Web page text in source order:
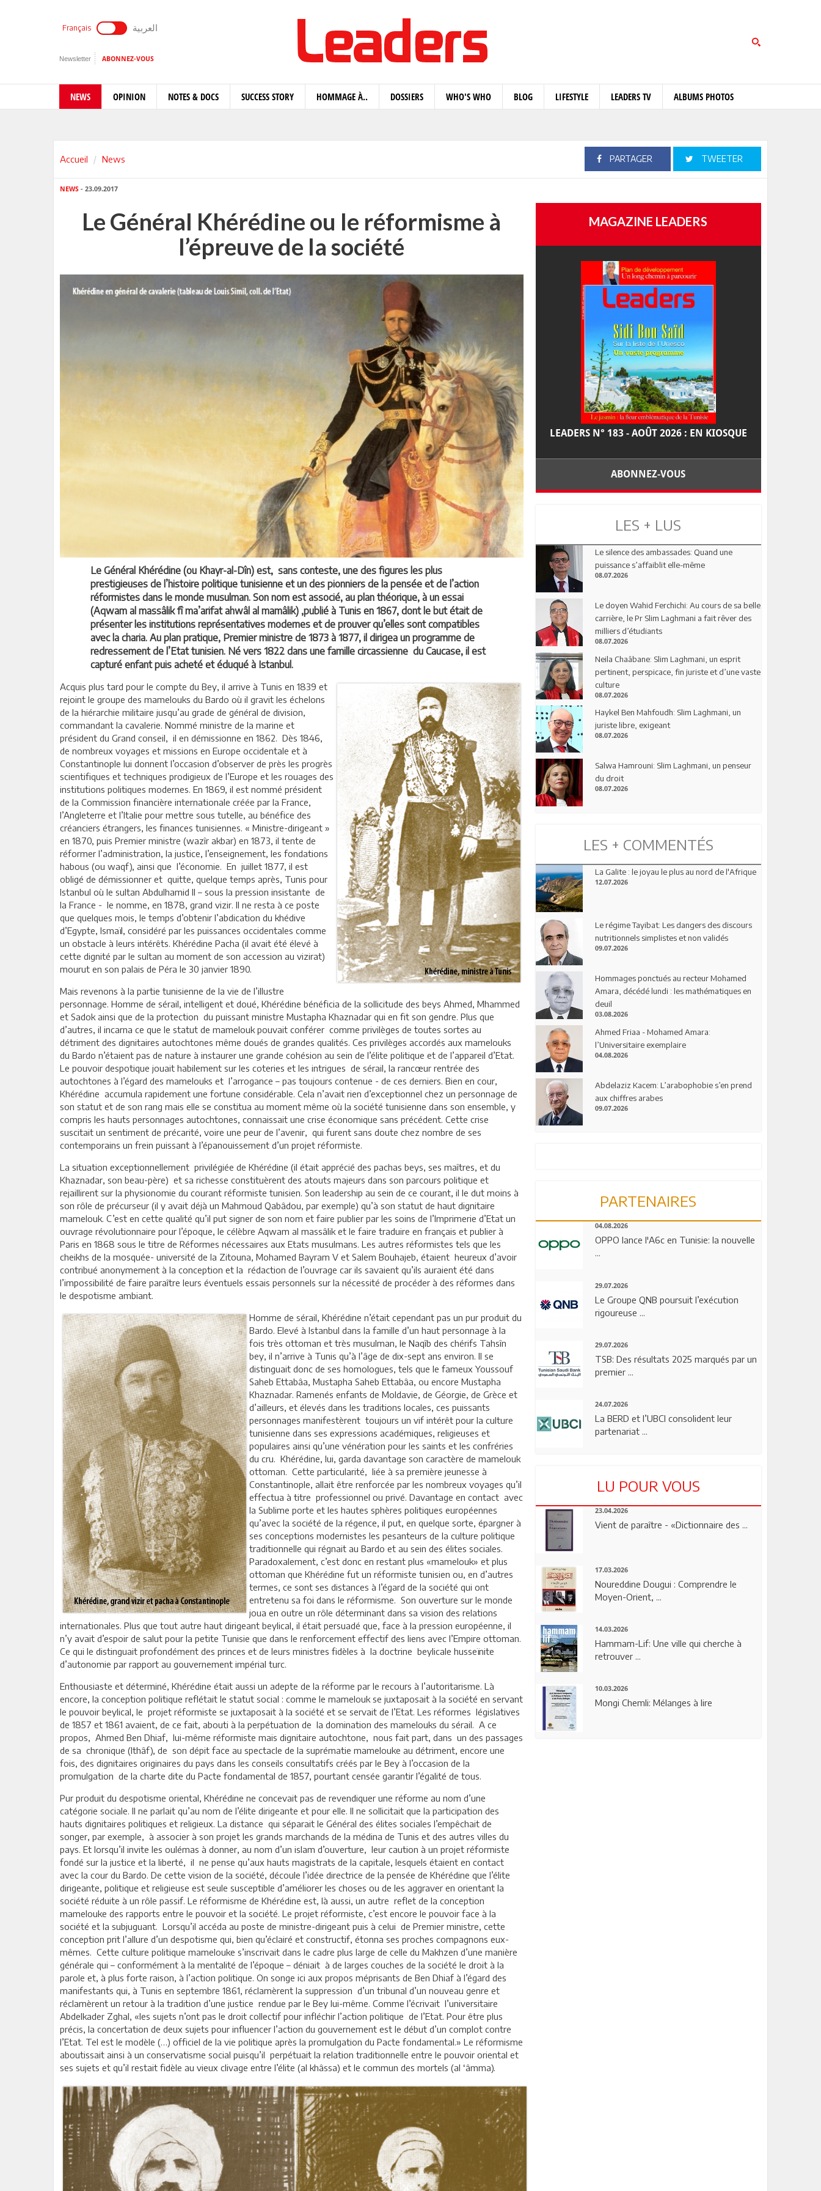
Français العربية
Newsletter ABONNEZ-VOUS
NEWS OPINION NOTES & DOCS SUCCESS STORY HOMMAGE À.. DOSSIERS WHO'S WHO BLOG LIFESTYLE LEADERS TV ALBUMS PHOTOS
Accueil News PARTAGER TWEETER
NEWS - 23.09.2017
Le Général Khérédine ou le réformisme à
l’épreuve de la société
Le Général Khérédine (ou Khayr-al-Dîn) est, sans conteste, une des figures les plus
prestigieuses de l’histoire politique tunisienne et un des pionniers de la pensée et de l’action
réformistes dans le monde musulman. Son nom est associé, au plan théorique, à un essai
(Aqwam al massâlik fî ma’arifat ahwâl al mamâlik) ,publié à Tunis en 1867, dont le but était de
présenter les institutions représentatives modernes et de prouver qu’elles sont compatibles
avec la charia. Au plan pratique, Premier ministre de 1873 à 1877, il dirigea un programme de
redressement de l’Etat tunisien. Né vers 1822 dans une famille circassienne du Caucase, il est
capturé enfant puis acheté et éduqué à Istanbul.
Acquis plus tard pour le compte du Bey, il arrive à Tunis en 1839 et
rejoint le groupe des mamelouks du Bardo où il gravit les échelons
de la hiérarchie militaire jusqu’au grade de général de division,
commandant la cavalerie. Nommé ministre de la marine et
président du Grand conseil, il en démissionne en 1862. Dès 1846,
de nombreux voyages et missions en Europe occidentale et à
Constantinople lui donnent l’occasion d’observer de près les progrès
scientifiques et techniques prodigieux de l’Europe et les rouages des
institutions politiques modernes. En 1869, il est nommé président
de la Commission financière internationale créée par la France,
l’Angleterre et l’Italie pour mettre sous tutelle, au bénéfice des
créanciers étrangers, les finances tunisiennes. « Ministre-dirigeant »
en 1870, puis Premier ministre (wazîr akbar) en 1873, il tente de
réformer l’administration, la justice, l’enseignement, les fondations
habous (ou waqf), ainsi que l’économie. En juillet 1877, il est
obligé de démissionner et quitte, quelque temps après, Tunis pour
Istanbul où le sultan Abdulhamid II – sous la pression insistante de
la France - le nomme, en 1878, grand vizir. Il ne resta à ce poste
que quelques mois, le temps d’obtenir l’abdication du khédive
d’Egypte, Ismaïl, considéré par les puissances occidentales comme
un obstacle à leurs intérêts. Khérédine Pacha (il avait été élevé à
cette dignité par le sultan au moment de son accession au vizirat)
mourut en son palais de Péra le 30 janvier 1890.
Mais revenons à la partie tunisienne de la vie de l’illustre
personnage. Homme de sérail, intelligent et doué, Khérédine bénéficia de la sollicitude des beys Ahmed, Mhammed
et Sadok ainsi que de la protection du puissant ministre Mustapha Khaznadar qui en fit son gendre. Plus que
d’autres, il incarna ce que le statut de mamelouk pouvait conférer comme privilèges de toutes sortes au
détriment des dignitaires autochtones même doués de grandes qualités. Ces privilèges accordés aux mamelouks
du Bardo n’étaient pas de nature à instaurer une grande cohésion au sein de l’élite politique et de l’appareil d’Etat.
Le pouvoir despotique jouait habilement sur les coteries et les intrigues de sérail, la rancœur rentrée des
autochtones à l’égard des mamelouks et l’arrogance – pas toujours contenue - de ces derniers. Bien en cour,
Khérédine accumula rapidement une fortune considérable. Cela n’avait rien d’exceptionnel chez un personnage de
son statut et de son rang mais elle se constitua au moment même où la société tunisienne dans son ensemble, y
compris les hauts personnages autochtones, connaissait une crise économique sans précédent. Cette crise
suscitait un sentiment de précarité, voire une peur de l’avenir, qui furent sans doute chez nombre de ses
contemporains un frein puissant à l’épanouissement d’un projet réformiste.
La situation exceptionnellement privilégiée de Khérédine (il était apprécié des pachas beys, ses maîtres, et du
Khaznadar, son beau-père) et sa richesse constituèrent des atouts majeurs dans son parcours politique et
rejaillirent sur la physionomie du courant réformiste tunisien. Son leadership au sein de ce courant, il le dut moins à
son rôle de précurseur (il y avait déjà un Mahmoud Qabâdou, par exemple) qu’à son statut de haut dignitaire
mamelouk. C’est en cette qualité qu’il put signer de son nom et faire publier par les soins de l’Imprimerie d’Etat un
ouvrage révolutionnaire pour l’époque, le célèbre Aqwam al massâlik et le faire traduire en français et publier à
Paris en 1868 sous le titre de Réformes nécessaires aux Etats musulmans. Les autres réformistes tels que les
cheikhs de la mosquée- université de la Zitouna, Mohamed Bayram V et Salem Bouhajeb, étaient heureux d’avoir
contribué anonymement à la conception et la rédaction de l’ouvrage car ils savaient qu’ils auraient été dans
l’impossibilité de faire paraître leurs éventuels essais personnels sur la nécessité de procéder à des réformes dans
le despotisme ambiant.
Homme de sérail, Khérédine n’était cependant pas un pur produit du
Bardo. Elevé à Istanbul dans la famille d’un haut personnage à la
fois très ottoman et très musulman, le Naqîb des chérifs Tahsîn
bey, il n’arrive à Tunis qu’à l’âge de dix-sept ans environ. Il se
distinguait donc de ses homologues, tels que le fameux Youssouf
Saheb Ettabâa, Mustapha Saheb Ettabâa, ou encore Mustapha
Khaznadar. Ramenés enfants de Moldavie, de Géorgie, de Grèce et
d’ailleurs, et élevés dans les traditions locales, ces puissants
personnages manifestèrent toujours un vif intérêt pour la culture
tunisienne dans ses expressions académiques, religieuses et
populaires ainsi qu’une vénération pour les saints et les confréries
du cru. Khérédine, lui, garda davantage son caractère de mamelouk
ottoman. Cette particularité, liée à sa première jeunesse à
Constantinople, allait être renforcée par les nombreux voyages qu’il
effectua à titre professionnel ou privé. Davantage en contact avec
la Sublime porte et les hautes sphères politiques européennes
qu’avec la société de la régence, il put, en quelque sorte, épargner à
ses conceptions modernistes les pesanteurs de la culture politique
traditionnelle qui régnait au Bardo et au sein des élites sociales.
Paradoxalement, c’est donc en restant plus «mamelouk» et plus
ottoman que Khérédine fut un réformiste tunisien ou, en d’autres
termes, ce sont ses distances à l’égard de la société qui ont
entretenu sa foi dans le réformisme. Son ouverture sur le monde
joua en outre un rôle déterminant dans sa vision des relations
internationales. Plus que tout autre haut dirigeant beylical, il était persuadé que, face à la pression européenne, il
n’y avait d’espoir de salut pour la petite Tunisie que dans le renforcement effectif des liens avec l’Empire ottoman.
Ce qui le distinguait profondément des princes et de leurs ministres fidèles à la doctrine beylicale husseïnite
d’autonomie par rapport au gouvernement impérial turc.
Enthousiaste et déterminé, Khérédine était aussi un adepte de la réforme par le recours à l’autoritarisme. Là
encore, la conception politique reflétait le statut social : comme le mamelouk se juxtaposait à la société en servant
le pouvoir beylical, le projet réformiste se juxtaposait à la société et se servait de l’Etat. Les réformes législatives
de 1857 et 1861 avaient, de ce fait, abouti à la perpétuation de la domination des mamelouks du sérail. A ce
propos, Ahmed Ben Dhiaf, lui-même réformiste mais dignitaire autochtone, nous fait part, dans un des passages
de sa chronique (Ithâf), de son dépit face au spectacle de la suprématie mamelouke au détriment, encore une
fois, des dignitaires originaires du pays dans les conseils consultatifs créés par le Bey à l’occasion de la
promulgation de la charte dite du Pacte fondamental de 1857, pourtant censée garantir l’égalité de tous.
Pur produit du despotisme oriental, Khérédine ne concevait pas de revendiquer une réforme au nom d’une
catégorie sociale. Il ne parlait qu’au nom de l’élite dirigeante et pour elle. Il ne sollicitait que la participation des
hauts dignitaires politiques et religieux. La distance qui séparait le Général des élites sociales l’empêchait de
songer, par exemple, à associer à son projet les grands marchands de la médina de Tunis et des autres villes du
pays. Et lorsqu’il invite les oulémas à donner, au nom d’un islam d’ouverture, leur caution à un projet réformiste
fondé sur la justice et la liberté, il ne pense qu’aux hauts magistrats de la capitale, lesquels étaient en contact
avec la cour du Bardo. De cette vision de la société, découle l’idée directrice de la pensée de Khérédine que l’élite
dirigeante, politique et religieuse est seule susceptible d’améliorer les choses ou de les aggraver en orientant la
société réduite à un rôle passif. Le réformisme de Khérédine est, là aussi, un autre reflet de la conception
mamelouke des rapports entre le pouvoir et la société. Le projet réformiste, c’est encore le pouvoir face à la
société et la subjuguant. Lorsqu’il accéda au poste de ministre-dirigeant puis à celui de Premier ministre, cette
conception prit l’allure d’un despotisme qui, bien qu’éclairé et constructif, étonna ses proches compagnons eux-
mêmes. Cette culture politique mamelouke s’inscrivait dans le cadre plus large de celle du Makhzen d’une manière
générale qui – conformément à la mentalité de l’époque – déniait à de larges couches de la société le droit à la
parole et, à plus forte raison, à l’action politique. On songe ici aux propos méprisants de Ben Dhiaf à l’égard des
manifestants qui, à Tunis en septembre 1861, réclamèrent la suppression d’un tribunal d’un nouveau genre et
réclamèrent un retour à la tradition d’une justice rendue par le Bey lui-même. Comme l’écrivait l’universitaire
Abdelkader Zghal, «les sujets n’ont pas le droit collectif pour infléchir l’action politique de l’Etat. Pour être plus
précis, la concertation de deux sujets pour influencer l’action du gouvernement est le début d’un complot contre
l’Etat. Tel est le modèle (…) officiel de la vie politique après la promulgation du Pacte fondamental.» Le réformisme
aboutissait ainsi à un conservatisme social puisqu’il perpétuait la relation traditionnelle entre le pouvoir oriental et
ses sujets et qu’il restait fidèle au vieux clivage entre l’élite (al khâssa) et le commun des mortels (al ‘âmma).
MAGAZINE LEADERS
LEADERS N° 183 - AOÛT 2026 : EN KIOSQUE
ABONNEZ-VOUS
LES + LUS
Le silence des ambassades: Quand une
puissance s’affaiblit elle-même
08.07.2026
Le doyen Wahid Ferchichi: Au cours de sa belle
carrière, le Pr Slim Laghmani a fait rêver des
milliers d’étudiants
08.07.2026
Neila Chaâbane: Slim Laghmani, un esprit
pertinent, perspicace, fin juriste et d’une vaste
culture
08.07.2026
Haykel Ben Mahfoudh: Slim Laghmani, un
juriste libre, exigeant
08.07.2026
Salwa Hamrouni: Slim Laghmani, un penseur
du droit
08.07.2026
LES + COMMENTÉS
La Galite : le joyau le plus au nord de l'Afrique
12.07.2026
Le régime Tayibat: Les dangers des discours
nutritionnels simplistes et non validés
09.07.2026
Hommages ponctués au recteur Mohamed
Amara, décédé lundi : les mathématiques en
deuil
03.08.2026
Ahmed Friaa - Mohamed Amara:
l’Universitaire exemplaire
04.08.2026
Abdelaziz Kacem: L’arabophobie s’en prend
aux chiffres arabes
09.07.2026
PARTENAIRES
04.08.2026
OPPO lance l'A6c en Tunisie: la nouvelle
...
29.07.2026
Le Groupe QNB poursuit l’exécution
rigoureuse ...
29.07.2026
TSB: Des résultats 2025 marqués par un
premier ...
24.07.2026
La BERD et l’UBCI consolident leur
partenariat ...
LU POUR VOUS
23.04.2026
Vient de paraître - «Dictionnaire des ...
17.03.2026
Noureddine Dougui : Comprendre le
Moyen-Orient, ...
14.03.2026
Hammam-Lif: Une ville qui cherche à
retrouver ...
10.03.2026
Mongi Chemli: Mélanges à lire